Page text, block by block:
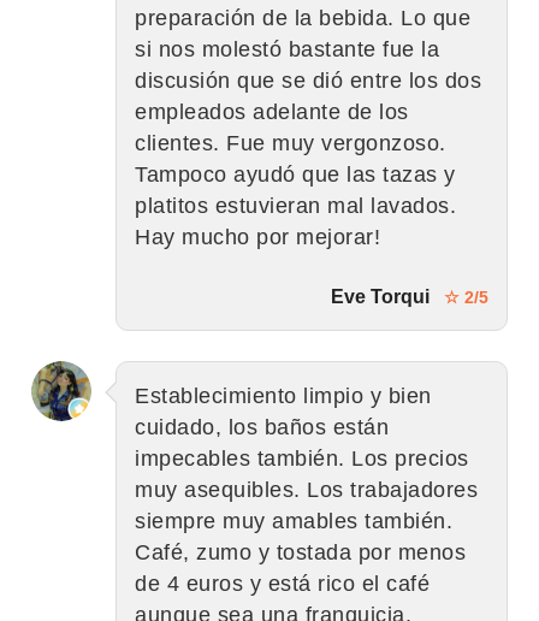
preparación de la bebida. Lo que
si nos molestó bastante fue la
discusión que se dió entre los dos
empleados adelante de los
clientes. Fue muy vergonzoso.
Tampoco ayudó que las tazas y
platitos estuvieran mal lavados.
Hay mucho por mejorar!
Eve Torqui ☆ 2/5
Establecimiento limpio y bien
cuidado, los baños están
impecables también. Los precios
muy asequibles. Los trabajadores
siempre muy amables también.
Café, zumo y tostada por menos
de 4 euros y está rico el café
aunque sea una franquicia.